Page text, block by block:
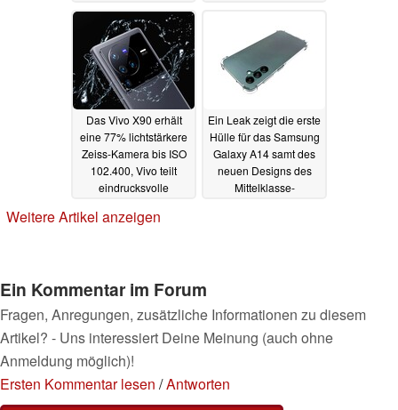
Das Vivo X90 erhält
eine 77% lichtstärkere
Zeiss-Kamera bis ISO
102.400, Vivo teilt
eindrucksvolle
Ein Leak zeigt die erste
Hülle für das Samsung
Galaxy A14 samt des
neuen Designs des
Mittelklasse-
Weitere Artikel anzeigen
Ein Kommentar im Forum
Fragen, Anregungen, zusätzliche Informationen zu diesem
Artikel? - Uns interessiert Deine Meinung (auch ohne
Anmeldung möglich)!
Ersten Kommentar lesen /Antworten